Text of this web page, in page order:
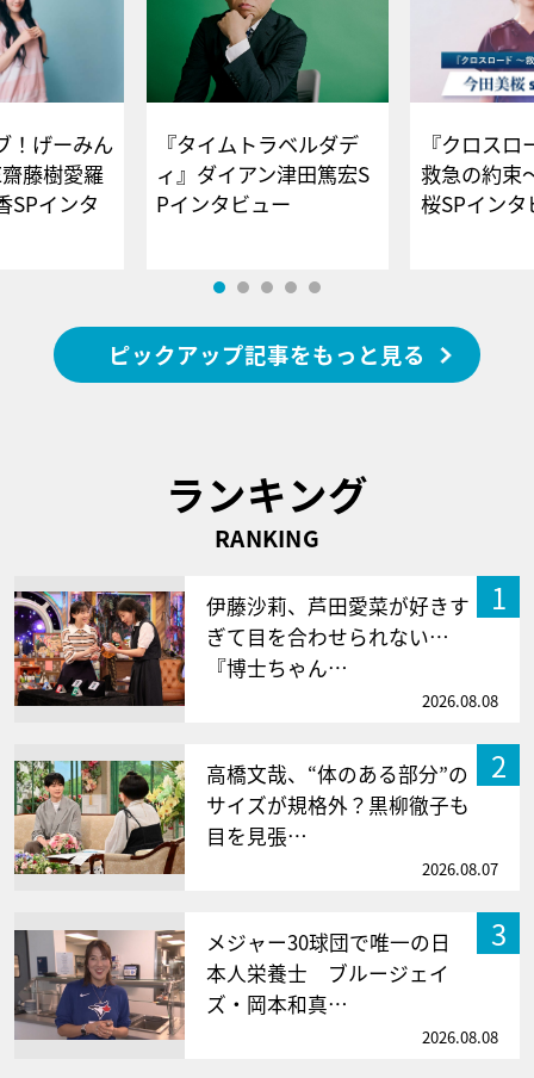
！げーみん
藤樹愛羅
SPインタ
『タイムトラベルダデ
ィ』ダイアン津田篤宏S
Pインタビュー
『クロス
救急の約束
桜SPイ
ピックアップ記事をもっと見る
ランキング
RANKING
1
伊藤沙莉、芦田愛菜が好きす
ぎて目を合わせられない…
『博士ちゃん…
2026.08.08
2
高橋文哉、“体のある部分”の
サイズが規格外？黒柳徹子も
目を見張…
2026.08.07
3
メジャー30球団で唯一の日
本人栄養士 ブルージェイ
ズ・岡本和真…
2026.08.08